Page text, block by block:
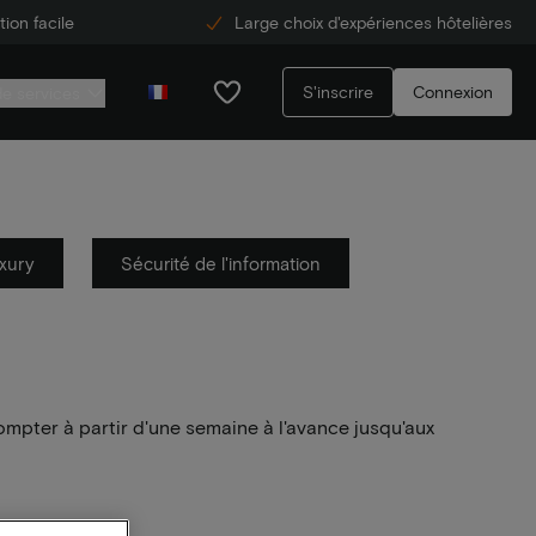
facile Large choix d'expériences hôtelières
S'inscrire Connexion
Sécurité de l'information
à partir d'une semaine à l'avance jusqu'aux